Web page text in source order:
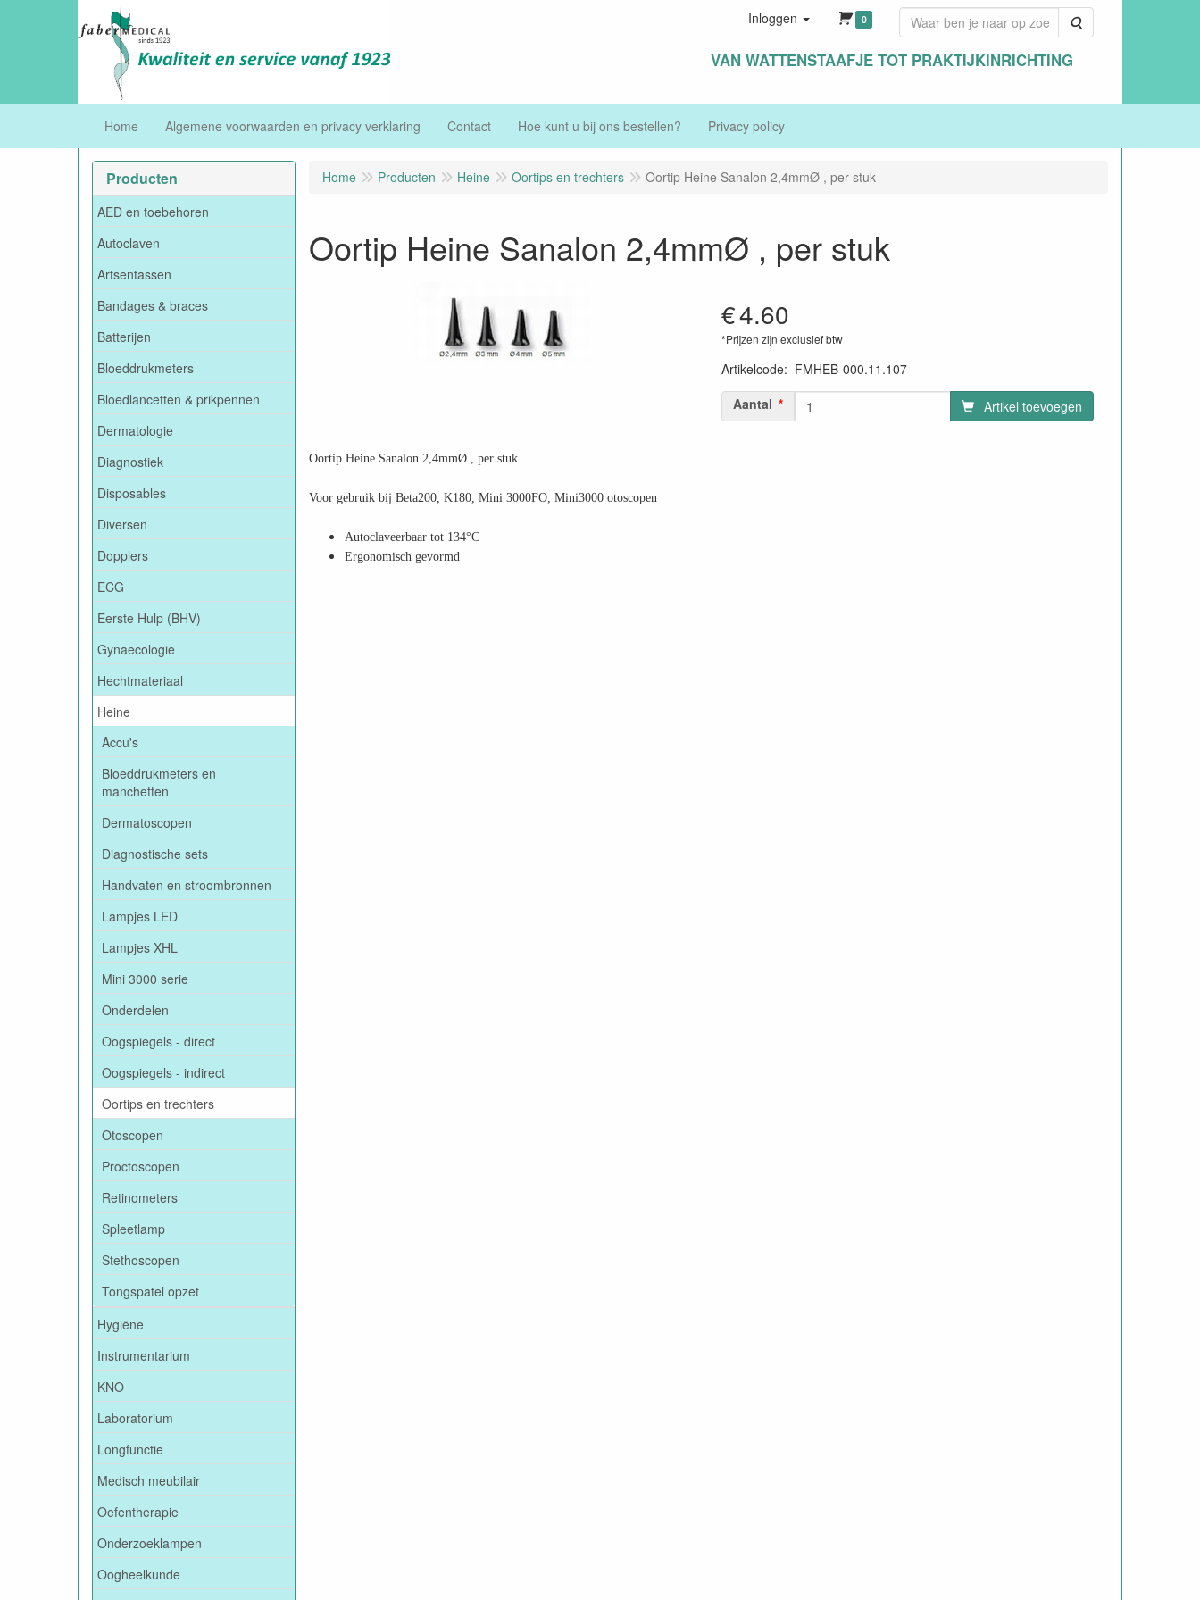
VAN WATTENSTAAFJE TOT PRAKTIJKINRICHTING
Inloggen 0 Zoeken
Home Algemene voorwaarden en privacy verklaring Contact Hoe kunt u bij ons bestellen? Privacy policy
Producten
AED en toebehoren
Autoclaven
Artsentassen
Bandages & braces
Batterijen
Bloeddrukmeters
Bloedlancetten & prikpennen
Dermatologie
Diagnostiek
Disposables
Diversen
Dopplers
ECG
Eerste Hulp (BHV)
Gynaecologie
Hechtmateriaal
Heine
Accu's
Bloeddrukmeters en
manchetten
Dermatoscopen
Diagnostische sets
Handvaten en stroombronnen
Lampjes LED
Lampjes XHL
Mini 3000 serie
Onderdelen
Oogspiegels - direct
Oogspiegels - indirect
Oortips en trechters
Otoscopen
Proctoscopen
Retinometers
Spleetlamp
Stethoscopen
Tongspatel opzet
Hygiëne
Instrumentarium
KNO
Laboratorium
Longfunctie
Medisch meubilair
Oefentherapie
Onderzoeklampen
Oogheelkunde
Home Producten Heine Oortips en trechters Oortip Heine Sanalon 2,4mmØ , per stuk
Oortip Heine Sanalon 2,4mmØ , per stuk
€4.60
*Prijzen zijn exclusief btw
Artikelcode: FMHEB-000.11.107
Aantal
Artikel toevoegen
Oortip Heine Sanalon 2,4mmØ , per stuk
Voor gebruik bij Beta200, K180, Mini 3000FO, Mini3000 otoscopen
Autoclaveerbaar tot 134°C
Ergonomisch gevormd